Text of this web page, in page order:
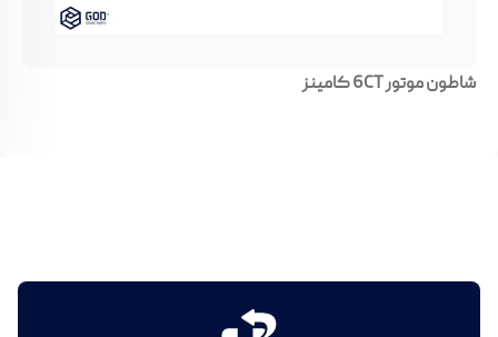
شاطون موتور 6CT کامینز